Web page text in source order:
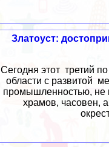
Златоуст:
Сегодня этот третий
области с развитой
промышленностью, не
храмов, часовен,